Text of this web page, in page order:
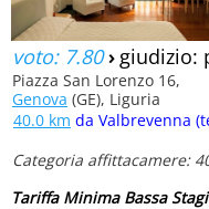
voto: 7.80› giudizio:
Piazza San Lorenzo 16,
Genova (GE), Liguria
40.0 km da Valbrevenna
Categoria affittacamere:
Tariffa Minima Bassa